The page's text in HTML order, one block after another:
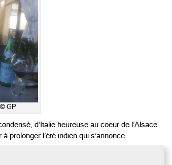
GP
d’Italie heureuse au coeur de l’Alsace
l’été indien qui s’annonce…